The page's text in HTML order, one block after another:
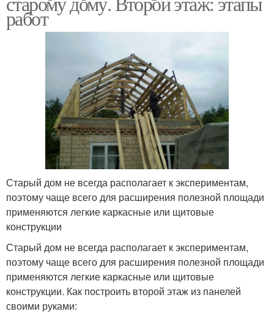
работ
Старый дом не всегда располагает к экспериментам,
поэтому чаще всего для расширения полезной площади
применяются легкие каркасные или щитовые
конструкции
Старый дом не всегда располагает к экспериментам,
поэтому чаще всего для расширения полезной площади
применяются легкие каркасные или щитовые
конструкции. Как построить второй этаж из панелей
своими руками: